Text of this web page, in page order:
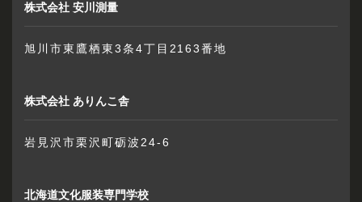
株式会社 安川測量
旭川市東鷹栖東3条4丁目2163番地
株式会社 ありんこ舎
岩見沢市栗沢町砺波24-6
北海道文化服装専門学校